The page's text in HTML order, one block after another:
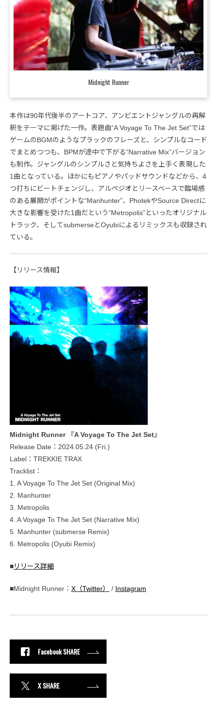
Midnight Runner
本作は90年代後半のアートコア、アンビエントジャングルの再解
釈をテーマに掲げた一作。表題曲“A Voyage To The Jet Set”では
ゲームのBGMのようなプラックのフレーズと、シンプルなコード
でまとめつつも、BPMが途中で下がる“Narrative Mix”バージョン
も制作。ジャングルのシンプルさと気持ちよさを上手く表現した
1曲となっている。ほかにもピアノやパッドサウンドなどから、4
つ打ちにビートチェンジし、アルペジオとリースベースで臨場感
のある展開がポイントな“Manhunter”、PhotekやSource Directに
大きな影響を受けた1曲だという“Metropolis”といったオリジナル
トラック、そしてsubmerseとOyubiによるリミックスも収録され
ている。
【リリース情報】
Midnight Runner 『A Voyage To The Jet Set』
Release Date：2024.05.24 (Fri.)
Label：TREKKIE TRAX
Tracklist：
1. A Voyage To The Jet Set (Original Mix)
2. Manhunter
3. Metropolis
4. A Voyage To The Jet Set (Narrative Mix)
5. Manhunter (submerse Remix)
6. Metropolis (Oyubi Remix)
■リリース詳細
■Midnight Runner： X（Twitter） / Instagram
Facebook SHARE
X SHARE